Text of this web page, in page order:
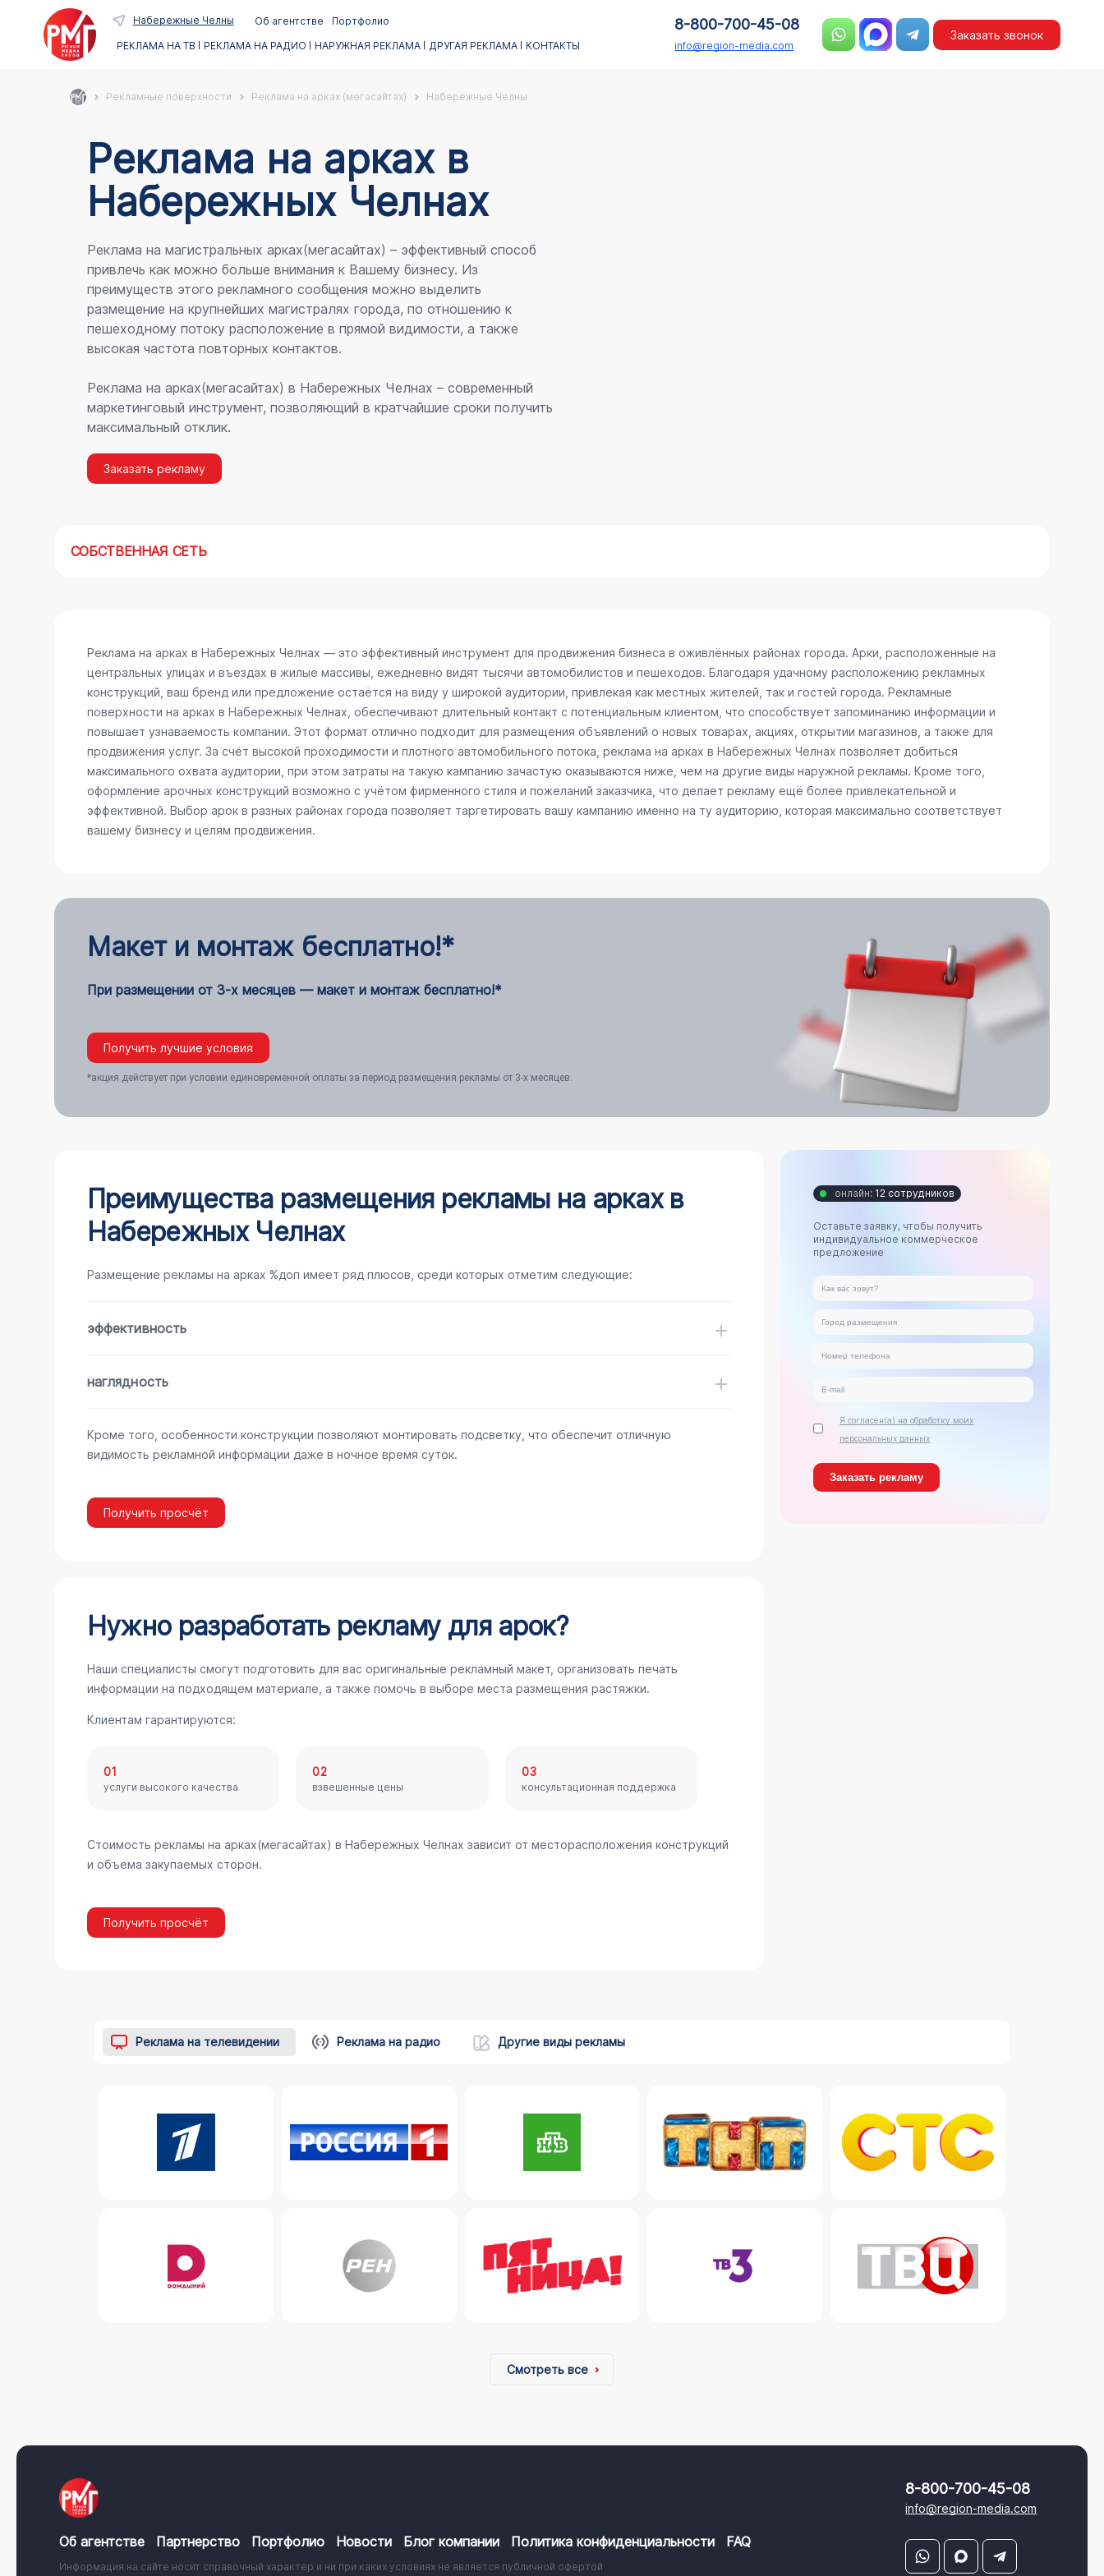
Набережные Челны Об агентстве
Портфолио
РЕКЛАМА НА ТВ
РЕКЛАМА НА РАДИО НАРУЖНАЯ РЕКЛАМА ДРУГАЯ РЕКЛАМА КОНТАКТЫ
8-800-700-45-08
info@region-media.com
Заказать звонок
Рекламные поверхности Реклама на арках (мегасайтах) Набережные Челны
Реклама на аркаx в
Набережных Челнах
Реклама на магистральных арках(мегасайтах) – эффективный способ
привлечь как можно больше внимания к Вашему бизнесу. Из
преимуществ этого рекламного сообщения можно выделить
размещение на крупнейших магистралях города, по отношению к
пешеходному потоку расположение в прямой видимости, а также
высокая частота повторных контактов.
Реклама на арках(мегасайтах) в Набережных Челнах – современный
маркетинговый инструмент, позволяющий в кратчайшие сроки получить
максимальный отклик.
Заказать рекламу
СОБСТВЕННАЯ СЕТЬ
Реклама на арках в Набережных Челнах — это эффективный инструмент для продвижения бизнеса в оживлённых районах города. Арки, расположенные на
центральных улицах и въездах в жилые массивы, ежедневно видят тысячи автомобилистов и пешеходов. Благодаря удачному расположению рекламных
конструкций, ваш бренд или предложение остаётся на виду у широкой аудитории, привлекая как местных жителей, так и гостей города. Рекламные
поверхности на арках в Набережных Челнах, обеспечивают длительный контакт с потенциальным клиентом, что способствует запоминанию информации и
повышает узнаваемость компании. Этот формат отлично подходит для размещения объявлений о новых товарах, акциях, открытии магазинов, а также для
продвижения услуг. За счёт высокой проходимости и плотного автомобильного потока, реклама на арках в Набережных Челнах позволяет добиться
максимального охвата аудитории, при этом затраты на такую кампанию зачастую оказываются ниже, чем на другие виды наружной рекламы. Кроме того,
оформление арочных конструкций возможно с учётом фирменного стиля и пожеланий заказчика, что делает рекламу ещё более привлекательной и
эффективной. Выбор арок в разных районах города позволяет таргетировать вашу кампанию именно на ту аудиторию, которая максимально соответствует
вашему бизнесу и целям продвижения.
Макет и монтаж бесплатно!*
При размещении от 3-х месяцев — макет и монтаж бесплатно!*
Получить лучшие условия
*акция действует при условии единовременной оплаты за период размещения рекламы от 3-х месяцев.
Преимущества размещения рекламы на арках в
Набережных Челнах
Размещение рекламы на арках %доп имеет ряд плюсов, среди которых отметим следующие:
эффективность
наглядность
Кроме того, особенности конструкции позволяют монтировать подсветку, что обеспечит отличную
видимость рекламной информации даже в ночное время суток.
Получить просчёт
Нужно разработать рекламу для арок?
Наши специалисты смогут подготовить для вас оригинальные рекламный макет, организовать печать
информации на подходящем материале, а также помочь в выборе места размещения растяжки.
Клиентам гарантируются:
01
услуги высокого качества
02
взвешенные цены
03
консультационная поддержка
Стоимость рекламы на арках(мегасайтах) в Набережных Челнах зависит от месторасположения конструкций
и объема закупаемых сторон.
Получить просчёт
онлайн: 12 сотрудников
Оставьте заявку, чтобы получить
индивидуальное коммерческое
предложение
Я согласен(а) на обработку моих
персональных данных
Реклама на телевидении Реклама на радио Другие виды рекламы
Смотреть все
8-800-700-45-08
info@region-media.com
Об агентстве Партнерство Портфолио Новости Блог компании Политика конфиденциальности FAQ
Информация на сайте носит справочный характер и ни при каких условиях не является публичной офертой